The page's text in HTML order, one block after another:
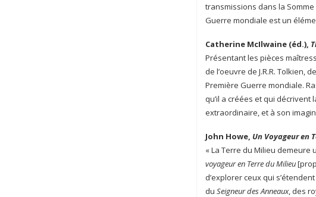
transmissions dans la Somme
Guerre mondiale est un
Catherine McIlwaine (éd.),
Présentant les pièces
de l’oeuvre de J.R.R.
Première Guerre mondiale.
qu’il a créées et qui
extraordinaire, et à son
John Howe, Un Voyageur en
« La Terre du Milieu demeure
voyageur en Terre du Milieu
d’explorer ceux qui
du Seigneur des Anneaux, des